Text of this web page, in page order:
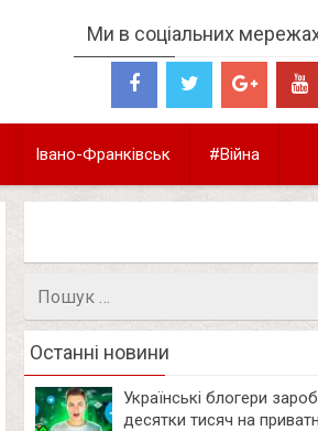
Ми в соціальних
Івано-Франківськ #Війна
Останні новини
Українські блогери
десятки тисяч на